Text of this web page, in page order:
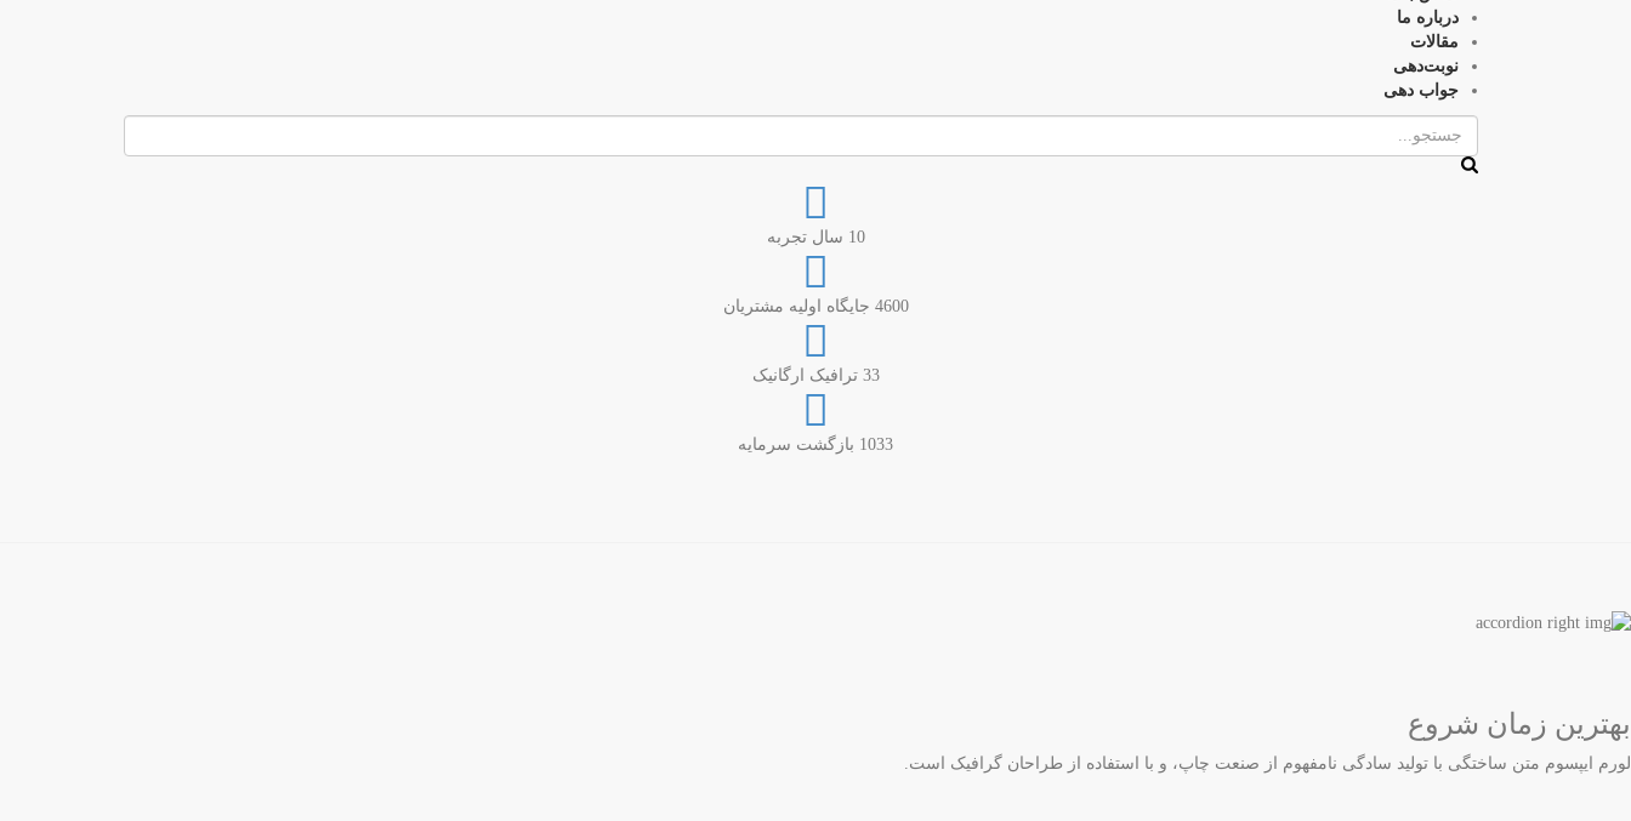
درباره ما
مقالات
نوبت‌دهی
جواب دهی
10 سال تجربه
4600 جایگاه اولیه مشتریان
33 ترافیک ارگانیک
1033 بازگشت سرمایه
بهترین زمان شروع
لورم ایپسوم متن ساختگی با تولید سادگی نامفهوم از صنعت چاپ، و با استفاده از طراحان گرافیک است.